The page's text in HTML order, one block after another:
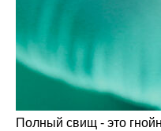
Полный свищ - это